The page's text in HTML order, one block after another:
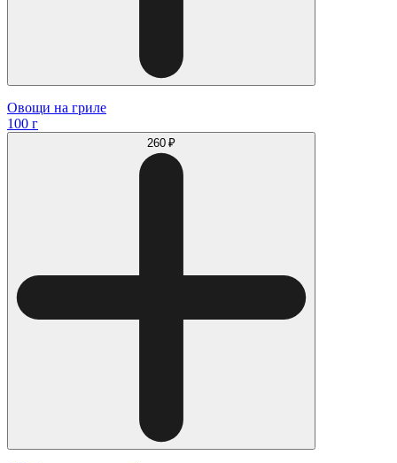
Овощи на гриле
100 г
260 ₽